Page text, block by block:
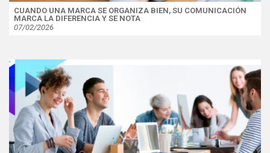
CUANDO UNA MARCA SE ORGANIZA BIEN, SU COMUNICACIÓN
MARCA LA DIFERENCIA Y SE NOTA
07/02/2026